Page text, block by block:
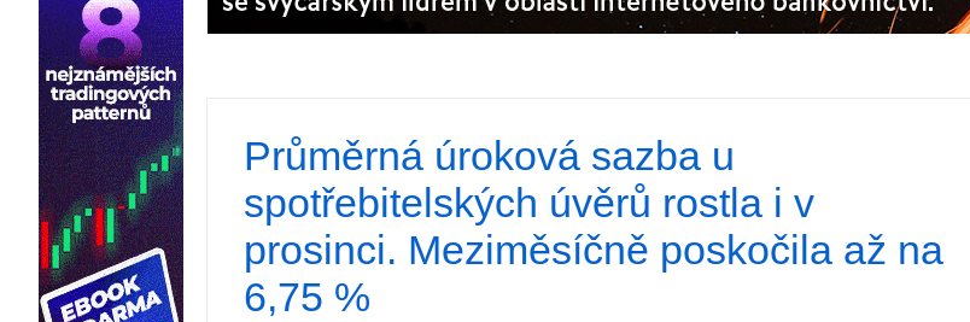
Ticker Tape
Průměrná úroková sazba u
spotřebitelských úvěrů rostla i v
prosinci. Meziměsíčně poskočila až na
6,75 %